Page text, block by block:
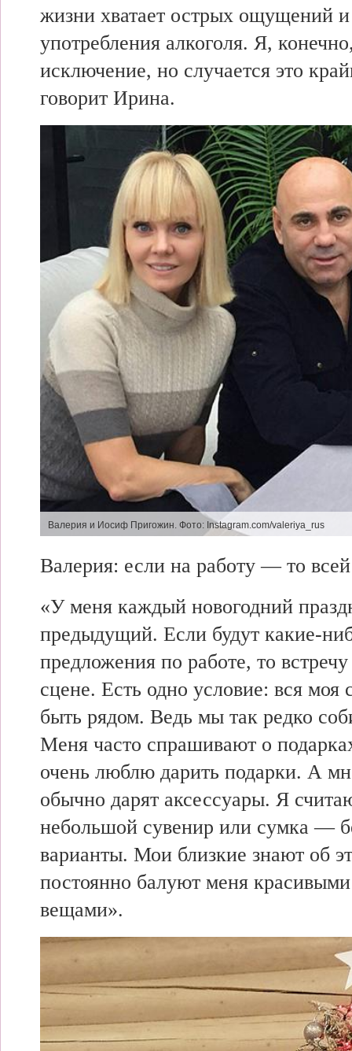
жизни хватает острых ощущений
употребления алкоголя. Я,
исключение, но случается это
говорит Ирина.
Валерия и Иосиф Пригожин. Фото: Instagram.com/valeriya_rus
Валерия: если на работу — то
«У меня каждый новогодний
предыдущий. Если будут какие-
предложения по работе, то
сцене. Есть одно условие: вся моя
быть рядом. Ведь мы так редко
Меня часто спрашивают о
очень люблю дарить подарки. А
обычно дарят аксессуары. Я
небольшой сувенир или сумка —
варианты. Мои близкие знают об
постоянно балуют меня
вещами».